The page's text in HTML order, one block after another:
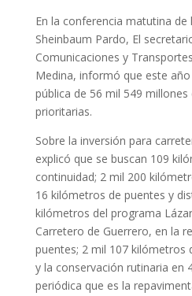
En la conferencia matutina de
Sheinbaum Pardo, El
Comunicaciones y
Medina, informó que este
pública de 56 mil 549
prioritarias.
Sobre la inversión para
explicó que se buscan 109
continuidad; 2 mil 200
16 kilómetros de puentes y
kilómetros del programa
Carretero de Guerrero, en la
puentes; 2 mil 107 kilómetros
y la conservación rutinaria en
periódica que es la